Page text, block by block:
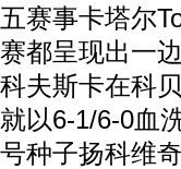
五赛事卡塔尔
赛都呈现出一
科夫斯卡在科
就以6-1/6-0血
号种子扬科维